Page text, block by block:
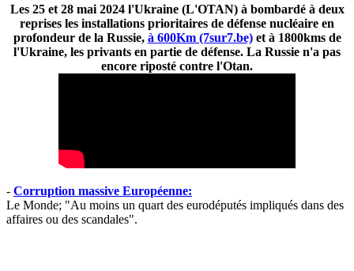
Les 25 et 28 mai 2024 l'Ukraine (L'OTAN) à bombardé à deux
reprises les installations prioritaires de défense nucléaire en
profondeur de la Russie, à 600Km (7sur7.be)et à 1800kms de
l'Ukraine, les privants en partie de défense. La Russie n'a pas
encore riposté contre l'Otan.
- Corruption massive Européenne:
Le Monde; "Au moins un quart des eurodéputés impliqués dans des
affaires ou des scandales".